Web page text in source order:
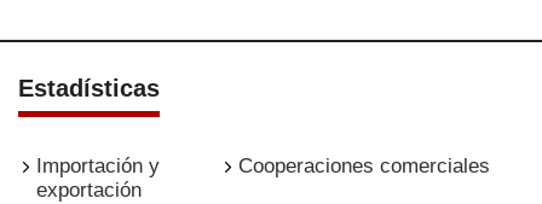
Estadísticas
Importación y
exportación
Cooperaciones comerciales